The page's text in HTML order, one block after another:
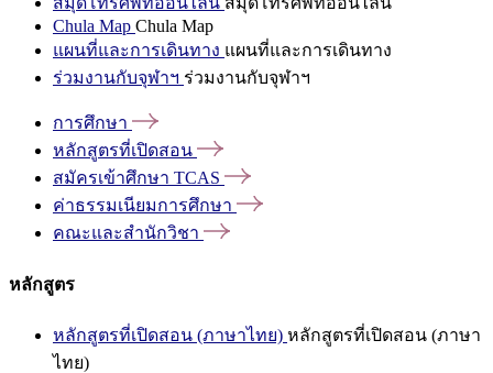
Chula Map Chula Map
แผนที่และการเดินทาง แผนที่และการเดินทาง
ร่วมงานกับจุฬาฯ ร่วมงานกับจุฬาฯ
การศึกษา
หลักสูตรที่เปิดสอน
สมัครเข้าศึกษา TCAS
ค่าธรรมเนียมการศึกษา
คณะและสำนักวิชา
หลักสูตร
หลักสูตรที่เปิดสอน (ภาษาไทย) หลักสูตรที่เปิดสอน (ภาษา
ไทย)